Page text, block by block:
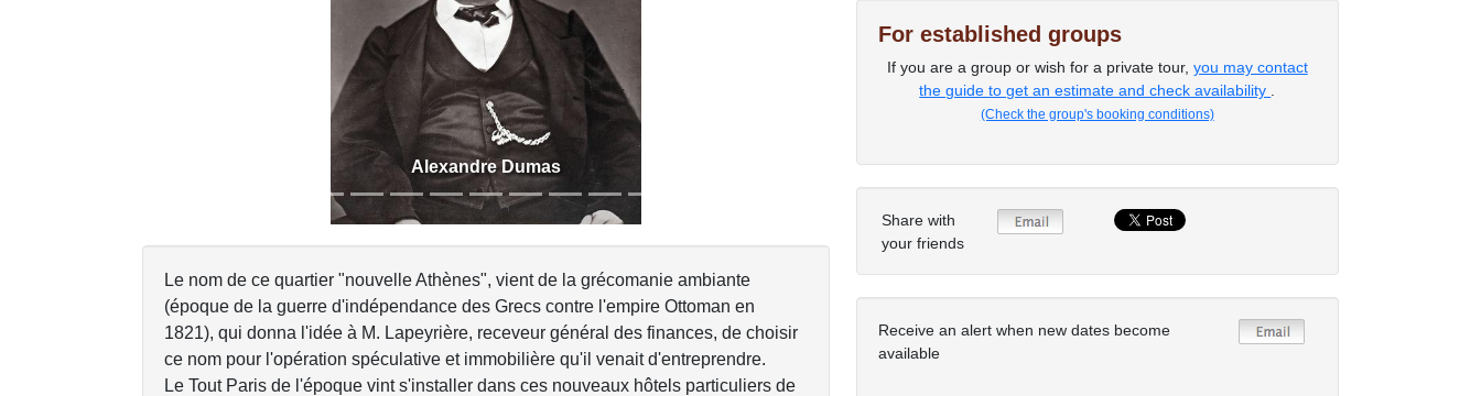
Alexandre Dumas
Le nom de ce quartier "nouvelle Athènes", vient de la grécomanie ambiante
(époque de la guerre d'indépendance des Grecs contre l'empire Ottoman en
1821), qui donna l'idée à M. Lapeyrière, receveur général des finances, de choisir
ce nom pour l'opération spéculative et immobilière qu'il venait d'entreprendre.
Le Tout Paris de l'époque vint s'installer dans ces nouveaux hôtels particuliers de
For established groups
If you are a group or wish for a private tour, you may contact
the guide to get an estimate and check availability
(Check the group's booking conditions)
Share with
your friends
Receive an alert when new dates become
available